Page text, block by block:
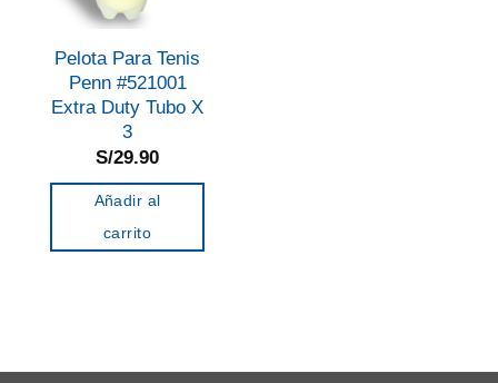
Pelota Para Tenis
Penn #521001
Extra Duty Tubo X
3
S/29.90
Añadir al
carrito